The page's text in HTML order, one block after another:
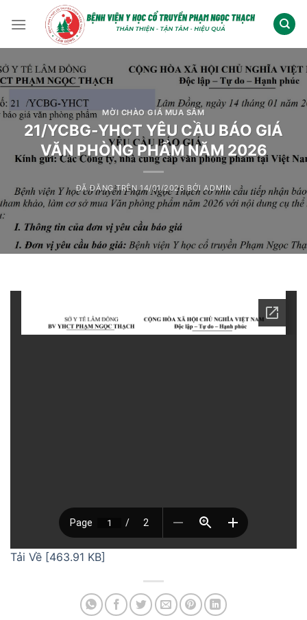
đến
MỜI CHÀO GIÁ MUA SẮM
21/YCBG-YHCT YÊU CẦU BÁO GIÁ
VĂN PHÒNG PHẨM NĂM 2026
ĐÃ ĐĂNG TRÊN14/01/2026 BỞIADMIN
Tải Về [463.91 KB]